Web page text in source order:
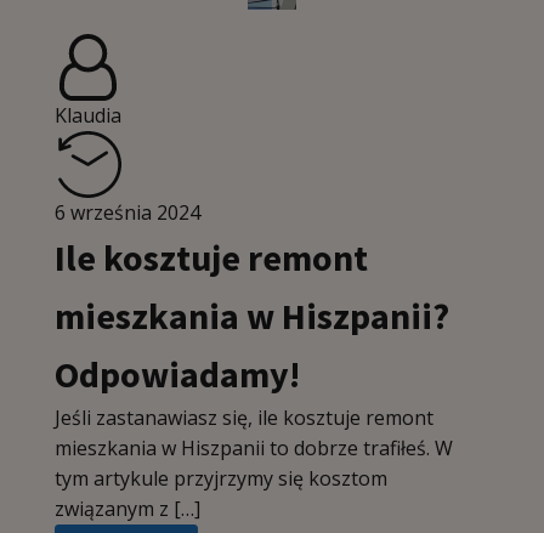
Klaudia
6 września 2024
Ile kosztuje remont
mieszkania w Hiszpanii?
Odpowiadamy!
Jeśli zastanawiasz się, ile kosztuje remont
mieszkania w Hiszpanii to dobrze trafiłeś. W
tym artykule przyjrzymy się kosztom
związanym z […]